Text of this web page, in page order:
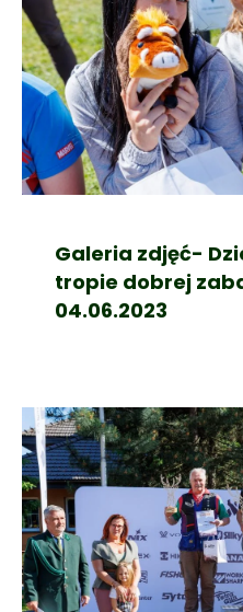
Galeria zdjęć-
tropie dobrej
04.06.2023